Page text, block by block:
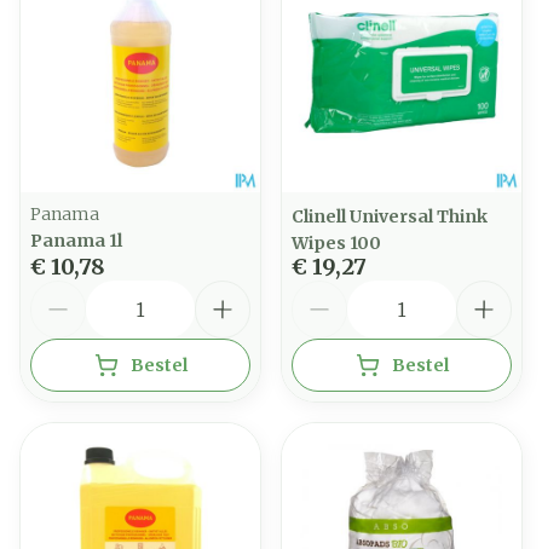
Panama
Panama 1l
€ 10,78
Bestel
Clinell Universal Think
Wipes 100
€ 19,27
Bestel